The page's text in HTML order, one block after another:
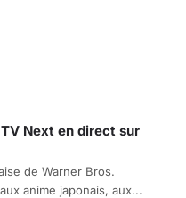
Next en direct sur
de Warner Bros.
anime japonais, aux...